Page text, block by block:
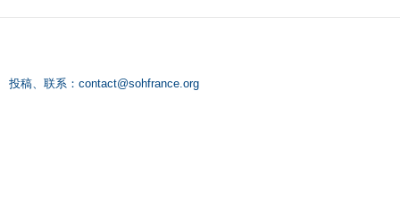
投稿、联系： contact@sohfrance.org